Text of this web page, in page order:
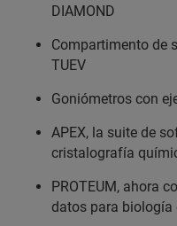
DIAMOND
Compartimento de
TUEV
Goniómetros con
APEX, la suite de
cristalografía
PROTEUM, ahora
datos para biología